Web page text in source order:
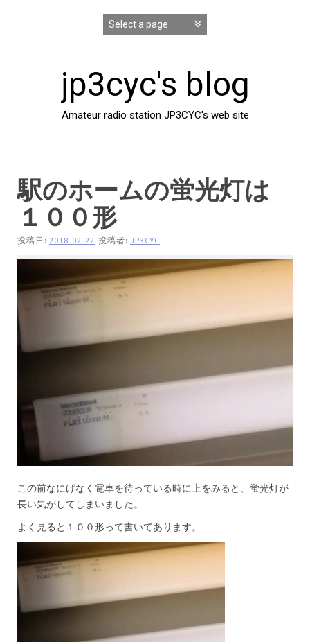
jp3cyc's blog
Amateur radio station JP3CYC's web site
駅のホームの蛍光灯は
１００形
投稿日: 2018-02-22 投稿者: JP3CYC
この前なにげなく電車を待っている時に上をみると、蛍光灯が
長い気がしてしまいました。
よく見ると１００形って書いてあります。